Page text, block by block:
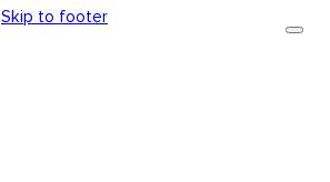
Skip to footer